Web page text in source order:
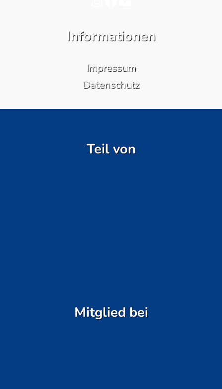
Informationen
Impressum
Datenschutz
Teil von
Mitglied bei